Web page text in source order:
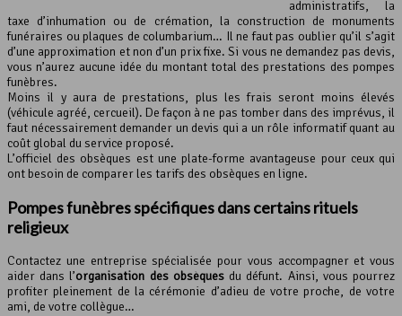
administratifs, la
taxe d’inhumation ou de crémation, la construction de monuments
funéraires ou plaques de columbarium… Il ne faut pas oublier qu’il s’agit
d’une approximation et non d’un prix fixe. Si vous ne demandez pas devis,
vous n’aurez aucune idée du montant total des prestations des pompes
funèbres.
Moins il y aura de prestations, plus les frais seront moins élevés
(véhicule agréé, cercueil). De façon à ne pas tomber dans des imprévus, il
faut nécessairement demander un devis qui a un rôle informatif quant au
coût global du service proposé.
L’officiel des obsèques est une plate-forme avantageuse pour ceux qui
ont besoin de comparer les tarifs des obsèques en ligne.
Pompes funèbres spécifiques dans certains rituels
religieux
Contactez une entreprise spécialisée pour vous accompagner et vous
aider dans l’organisation des obsèquesdu défunt. Ainsi, vous pourrez
profiter pleinement de la cérémonie d’adieu de votre proche, de votre
ami, de votre collègue…